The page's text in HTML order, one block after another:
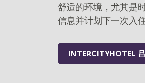
舒适的环境，尤其是
信息并计划下一次入
INTERCITYHOTEL